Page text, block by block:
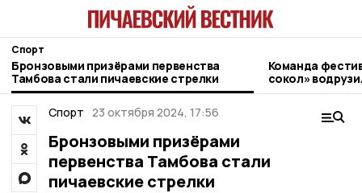
Спорт
Бронзовыми призёрами первенства
Тамбова стали пичаевские стрелки
Команда
сокол»
области на
Спорт 23 октября 2024, 17:56
Бронзовыми призёрами
первенства Тамбова стали
пичаевские стрелки